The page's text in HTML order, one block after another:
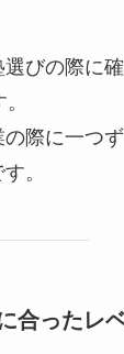
びの際に
際に一つ
。
合ったレ